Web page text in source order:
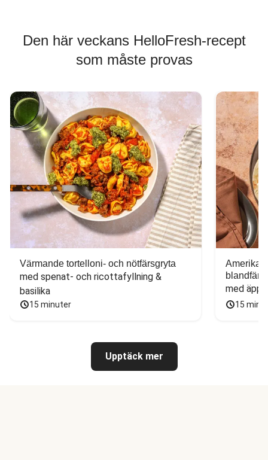
Den här veckans HelloFresh-recept
som måste provas
Värmande tortelloni- och nötfärsgryta
med spenat- och ricottafyllning &
basilika
15 minuter
blandfärs
med
15
Upptäck mer